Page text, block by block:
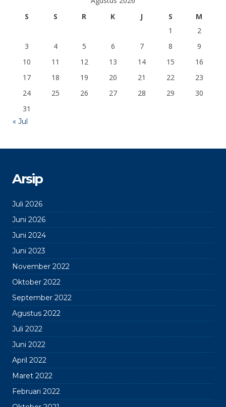
S
S R K J S
M
1
2
3
4 5 6 7 8
9
10
11 12 13 14 15
16
17
18 19 20 21 22
23
24
25 26 27 28 29
30
31
« Jul
Arsip
Juli 2026
Juni 2026
Juni 2024
Juni 2023
November 2022
Oktober 2022
September 2022
Agustus 2022
Juli 2022
Juni 2022
April 2022
Maret 2022
Februari 2022